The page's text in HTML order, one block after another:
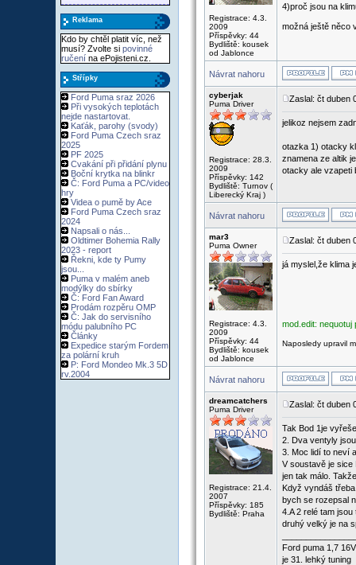
Reklama
Kdo by chtěl platit víc, než
musí? Zvolte si povinné
ručení na ePojisteni.cz.
Střípky
Ford Puma sraz 2026
Při vysokých teplotách
nejde nastartovat.
Kaťák, parohy (svody)
Ford Puma Czech sraz
2025
PF 2025
Cvakání při přidání plynu
Boční krytka na blinkr
Č: Ford Puma a PC/video
hry
Videa o pumě by Ace
Ford Puma Czech sraz
2024
Napsali o nás...
Oldtimer Bohemia Rally
2023 - report
Řekni, kde ty Pumy
jsou...
Puma v malém aneb
modýlky do sbírky
Č: Ford Fan Award
Prodám rozpěru OMP
Č: Jak do servisního
módu palubního PC
Články
Expedice starým Fordem
za polární kruh
P: Ford Mondeo Mk.3 5D
rv.2004
Registrace: 4.3.
2009
Příspěvky: 44
Bydliště: kousek
od Jablonce
4)proč jsou na
možná ještě něco
Návrat nahoru
cyberjak
Puma Driver
Registrace: 28.3.
2009
Příspěvky: 142
Bydliště: Turnov (
Liberecký Kraj )
Zaslal: čt duben
jelikoz nejsem
otazka 1) otacky
znamena ze altik
otacky ale vzapeti
Návrat nahoru
mar3
Puma Owner
Registrace: 4.3.
2009
Příspěvky: 44
Bydliště: kousek
od Jablonce
Zaslal: čt duben
já myslel,že klima
mod.edit:
Naposledy upravil
Návrat nahoru
dreamcatchers
Puma Driver
Registrace: 21.4.
2007
Příspěvky: 185
Bydliště: Praha
Zaslal: čt duben
Tak Bod 1je
2. Dva ventyly
3. Moc lidí to neví
V soustavě je sice
jen tak málo.
Když vyndáš
bych se rozepsal
4.A 2 relé tam
druhý velký je na
Ford puma 1,7
je 31. lehký tuning